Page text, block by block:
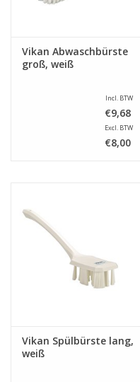
Vikan Abwaschbürste
groß, weiß
Incl. BTW
€9,68
Excl. BTW
€8,00
Vikan Spülbürste lang,
weiß